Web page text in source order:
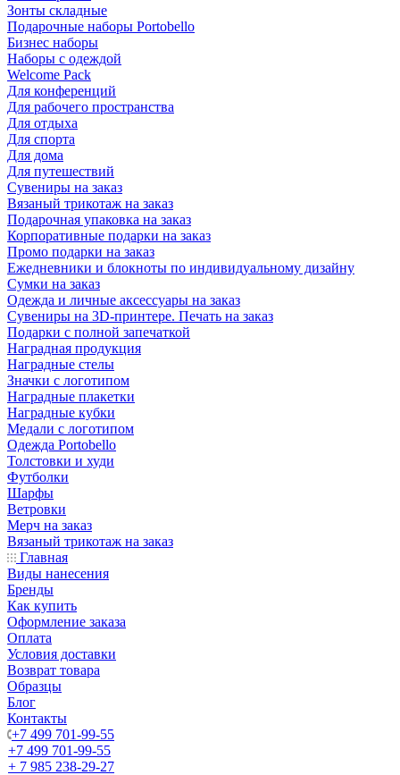
Зонты складные
Подарочные наборы Portobello
Бизнес наборы
Наборы с одеждой
Welcome Pack
Для конференций
Для рабочего пространства
Для отдыха
Для спорта
Для дома
Для путешествий
Сувениры на заказ
Вязаный трикотаж на заказ
Подарочная упаковка на заказ
Корпоративные подарки на заказ
Промо подарки на заказ
Ежедневники и блокноты по индивидуальному дизайну
Сумки на заказ
Одежда и личные аксессуары на заказ
Сувениры на 3D-принтере. Печать на заказ
Подарки с полной запечаткой
Наградная продукция
Наградные стелы
Значки с логотипом
Наградные плакетки
Наградные кубки
Медали с логотипом
Одежда Portobello
Толстовки и худи
Футболки
Шарфы
Ветровки
Мерч на заказ
Вязаный трикотаж на заказ
Главная
Виды нанесения
Бренды
Как купить
Оформление заказа
Оплата
Условия доставки
Возврат товара
Образцы
Блог
Контакты
+7 499 701-99-55
+7 499 701-99-55
+ 7 985 238-29-27